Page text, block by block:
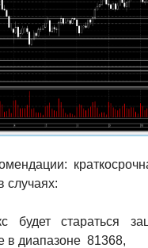
случаях:
будет стараться
в диапазоне 81368,